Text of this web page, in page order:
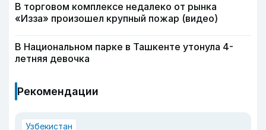
В торговом комплексе недалеко от рынка
«Изза» произошел крупный пожар (видео)
В Национальном парке в Ташкенте утонула 4-
летняя девочка
Рекомендации
Узбекистан